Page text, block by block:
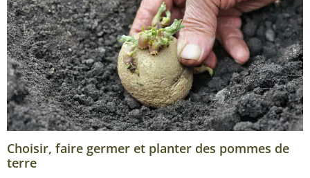
Choisir, faire germer et planter des pommes de
terre